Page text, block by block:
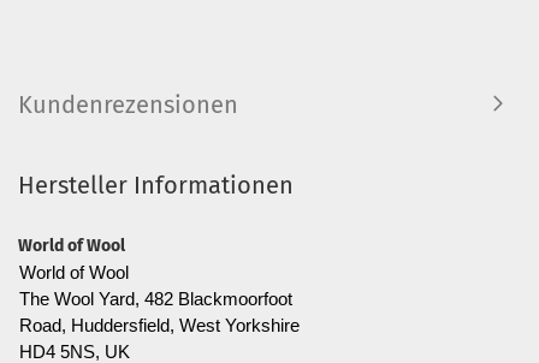
Kundenrezensionen
Hersteller Informationen
World of Wool
World of Wool
The Wool Yard, 482 Blackmoorfoot
Road, Huddersfield, West Yorkshire
HD4 5NS, UK